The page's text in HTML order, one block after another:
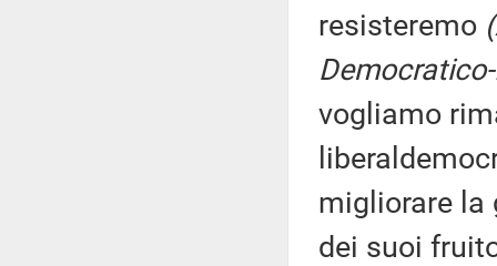
resisteremo
vogliamo
migliorare la
dei suoi